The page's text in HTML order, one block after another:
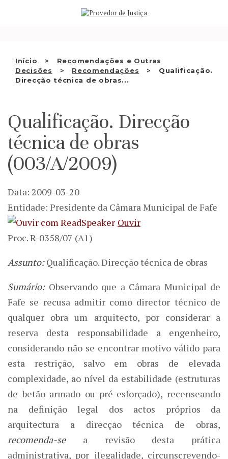
Início
Recomendações e Outras
Decisões
Recomendações
Qualificação.
Direcção técnica de obras...
QUEM SOMOS
RECOMENDAÇÕES E OUTRAS
DECISÕES
APRESENTAR QUEIXA
PT
Qualificação. Direcção
técnica de obras
(003/A/2009)
Data: 2009-03-20
Entidade: Presidente da Câmara Municipal de Fafe
Ouvir
Proc. R-0358/07 (A1)
Assunto:Qualificação. Direcção técnica de obras
Sumário:Observando que a Câmara Municipal de
Fafe se recusa admitir como director técnico de
qualquer obra um arquitecto, por considerar a
reserva desta responsabilidade a engenheiro,
considerando não se encontrar motivo válido para
esta restrição, salvo em obras de elevada
complexidade, ao nível da estabilidade (estruturas
de betão armado ou pré-esforçado), recenseando
na definição legal dos actos próprios da
arquitectura a direcção técnica de obras,
recomenda-se a revisão desta prática
administrativa, por ilegalidade, circunscrevendo-